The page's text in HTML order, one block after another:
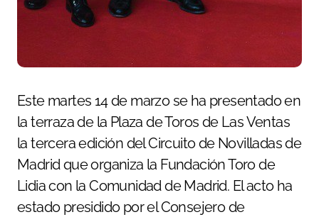
Este martes 14 de marzo se ha presentado en
la terraza de la Plaza de Toros de Las Ventas
la tercera edición del Circuito de Novilladas de
Madrid que organiza la Fundación Toro de
Lidia con la Comunidad de Madrid. El acto ha
estado presidido por el Consejero de